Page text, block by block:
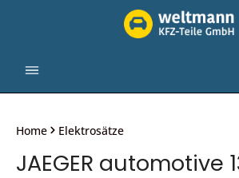
Home Elektrosätze
JAEGER automotive